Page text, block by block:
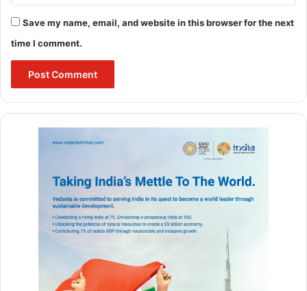
Save my name, email, and website in this browser for the next
time I comment.